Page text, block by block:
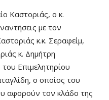
Καστοριάς, ο κ.
με τον
κ.κ. Σεραφείμ,
κ. Δημήτρη
Επιμελητηρίου
ο οποίος του
αφορούν τον κλάδο της